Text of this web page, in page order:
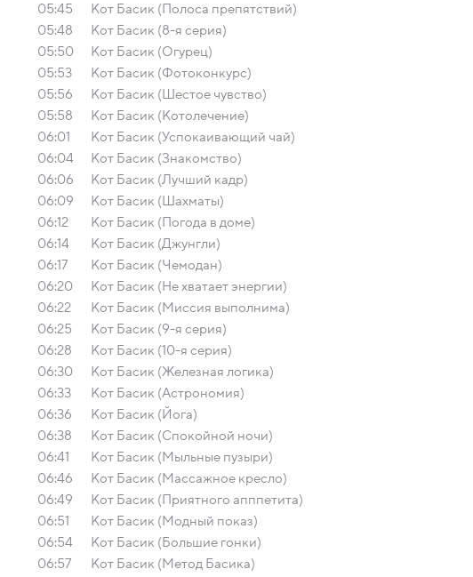
05:45
Кот Басик (Полоса препятствий)
05:48
Кот Басик (8-я серия)
05:50
Кот Басик (Огурец)
05:53
Кот Басик (Фотоконкурс)
05:56
Кот Басик (Шестое чувство)
05:58
Кот Басик (Котолечение)
06:01
Кот Басик (Успокаивающий чай)
06:04
Кот Басик (Знакомство)
06:06
Кот Басик (Лучший кадр)
06:09
Кот Басик (Шахматы)
06:12
Кот Басик (Погода в доме)
06:14
Кот Басик (Джунгли)
06:17
Кот Басик (Чемодан)
06:20
Кот Басик (Не хватает энергии)
06:22
Кот Басик (Миссия выполнима)
06:25
Кот Басик (9-я серия)
06:28
Кот Басик (10-я серия)
06:30
Кот Басик (Железная логика)
06:33
Кот Басик (Астрономия)
06:36
Кот Басик (Йога)
06:38
Кот Басик (Спокойной ночи)
06:41
Кот Басик (Мыльные пузыри)
06:46
Кот Басик (Массажное кресло)
06:49
Кот Басик (Приятного апппетита)
06:51
Кот Басик (Модный показ)
06:54
Кот Басик (Большие гонки)
06:57
Кот Басик (Метод Басика)